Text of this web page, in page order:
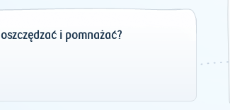
i pomnażać?
| 2020